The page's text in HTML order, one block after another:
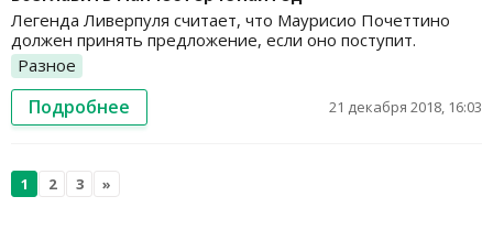
Легенда Ливерпуля считает, что Маурисио Почеттино
должен принять предложение, если оно поступит.
Разное
Подробнее 21 декабря 2018, 16:03
1 2 3 »